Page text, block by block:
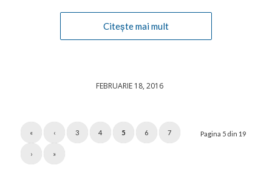
Citește mai mult
FEBRUARIE 18, 2016
/
Pagina 5 din 19
« ‹ 3 4 5 6 7
› »